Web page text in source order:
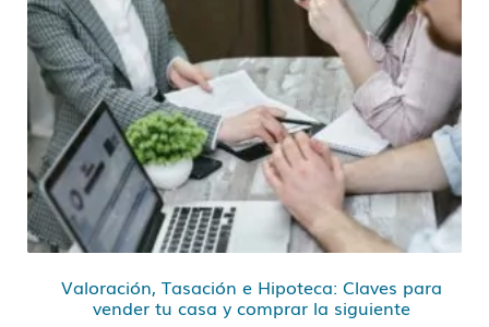
Valoración, Tasación e Hipoteca: Claves para
vender tu casa y comprar la siguiente